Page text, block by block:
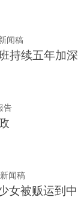
闻稿
持续五年加深
告
新闻稿
女被贩运到中